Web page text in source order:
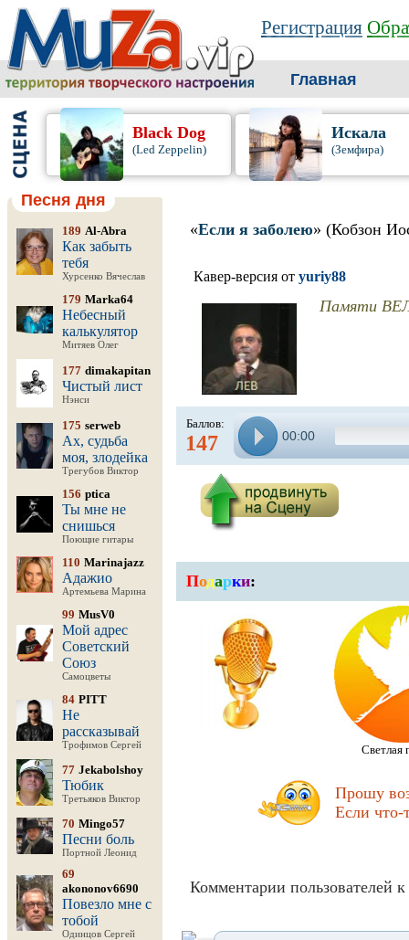
Регистрация
Главная
Black Dog
(Led Zeppelin)
Искала
(Земфира)
Песня дня
189 Al-Abra
Как забыть
тебя
Хурсенко Вячеслав
179 Marka64
Небесный
калькулятор
Митяев Олег
177 dimakapitan
Чистый лист
Нэнси
175 serweb
Ах, судьба
моя, злодейка
Трегубов Виктор
156 ptica
Ты мне не
снишься
Поющие гитары
110 Marinajazz
Адажио
Артемьева Марина
99 MusV0
Мой адрес
Советский
Союз
Самоцветы
84 PITT
Не
рассказывай
Трофимов Сергей
77 Jekabolshoy
Тюбик
Третьяков Виктор
70 Mingo57
Песни боль
Портной Леонид
69
akononov6690
Повезло мне с
тобой
Одинцов Сергей
«Если я заболею» (Кобзон
Кавер-версия от yuriy88
Памяти
Баллов:
147 00:00
Подарки:
Светлая
Прошу
Если
Комментарии пользователей к